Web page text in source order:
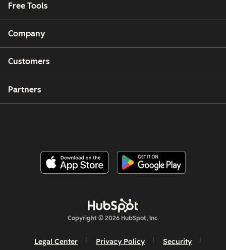
Free Tools
Company
Customers
Partners
Copyright © 2026 HubSpot, Inc.
Legal Center Privacy Policy Security